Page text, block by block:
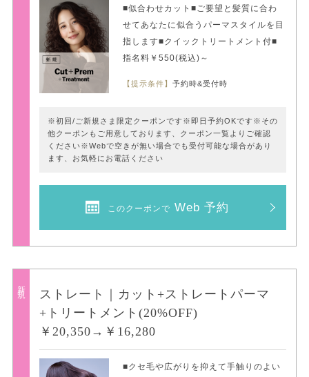
■似合わせカット■ご要望と髪質に合わ
せてあなたに似合うパーマスタイルを目
指します■クイックトリートメント付■
指名料￥550(税込)～
【提示条件】予約時&受付時
※初回/ご新規さま限定クーポンです※即日予約OKです※その
他クーポンもご用意しております、クーポン一覧よりご確認
ください※Webで空きが無い場合でも受付可能な場合があり
ます、お気軽にお電話ください
このクーポンで Web 予約
新規
ストレート｜カット+ストレートパーマ
+トリートメント(20%OFF)
￥20,350→￥16,280
■クセ毛や広がりを抑えて手触りのよい